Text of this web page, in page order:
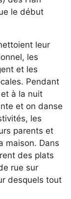
le début
leur
les
et les
Pendant
à la nuit
et on danse
les
parents et
maison. Dans
des plats
rue sur
desquels tout